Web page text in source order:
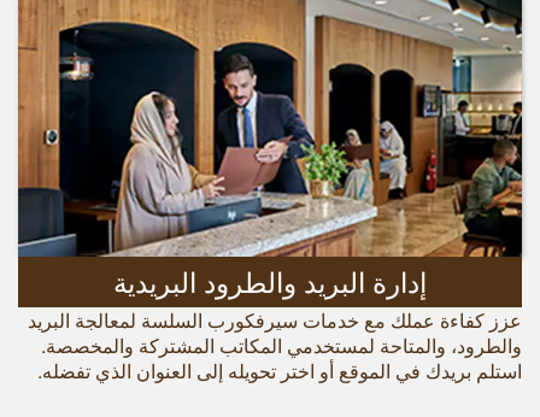
إدارة البريد والطرود البريدية
عزز كفاءة عملك مع خدمات سيرفكورب السلسة لمعالجة البريد
والطرود، والمتاحة لمستخدمي المكاتب المشتركة والمخصصة.
استلم بريدك في الموقع أو اختر تحويله إلى العنوان الذي تفضله.